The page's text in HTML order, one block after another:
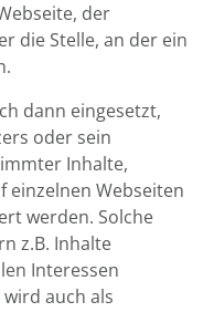
der
die Stelle, an der ein
dann eingesetzt,
oder sein
Inhalte,
einzelnen Webseiten
werden. Solche
z.B. Inhalte
Interessen
auch als